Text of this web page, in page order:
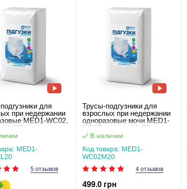
для
при недержании
MED1-WC02,
XL (20 шт в
MED1-
5 отзывов
Трусы-подгузники для
взрослых при недержании
одноразовые мочи MED1-
WC02, размер M (20 шт в
упаковке)
В наличии
Код товара: MED1-
WC02M20
4 отзывов
499.0 грн